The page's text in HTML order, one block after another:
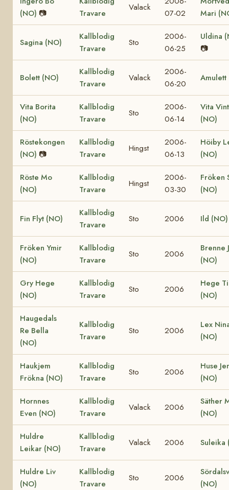
(NO) 📷
Travare
Valack
07-02
Mari
Sagina (NO)
Kallblodig
Travare
Sto
2006-
06-25
Uldina
📷
Bolett (NO)
Kallblodig
Travare
Valack
2006-
06-20
Amulett
Vita Borita
(NO)
Kallblodig
Travare
Sto
2006-
06-14
Vita
(NO)
Röstekongen
(NO) 📷
Kallblodig
Travare
Hingst
2006-
06-13
Höiby
(NO)
Röste Mo
(NO)
Kallblodig
Travare
Hingst
2006-
03-30
Fröken
(NO)
Fin Flyt (NO)
Kallblodig
Travare
Sto 2006 Ild (NO)
Fröken Ymir
(NO)
Kallblodig
Travare
Sto 2006
Brenne
(NO)
Gry Hege
(NO)
Kallblodig
Travare
Sto 2006
Hege
(NO)
Haugedals
Re Bella
(NO)
Kallblodig
Travare
Sto 2006
Lex
(NO)
Haukjem
Frökna (NO)
Kallblodig
Travare
Sto 2006
Huse
(NO)
Hornnes
Even (NO)
Kallblodig
Travare
Valack 2006
Säther
(NO)
Huldre
Leikar (NO)
Kallblodig
Travare
Valack 2006 Suleika
Huldre Liv
(NO)
Kallblodig
Travare
Sto 2006
(NO)